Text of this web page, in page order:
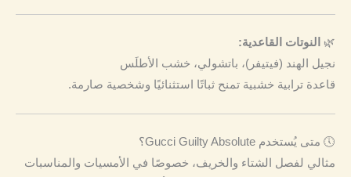
🌿
النوتات القاعدية:
نجيل الهند (فيتيفر)، باتشولي، خشب الأطلَس
قاعدة ترابية خشبية تمنح ثباتًا استثنائيًا وشخصية صارمة.
🕔 متى يُستخدم Gucci Guilty Absolute؟
مثالي لفصل الشتاء والخريف، خصوصًا في الأمسيات والمناسبات